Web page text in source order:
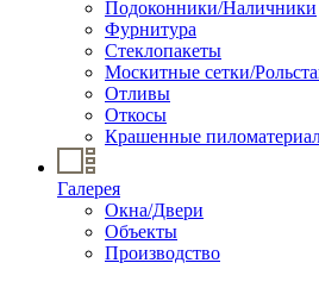
Подоконники/Наличники
Фурнитура
Стеклопакеты
Москитные сетки/
Отливы
Откосы
Крашенные
Галерея
Окна/Двери
Объекты
Производство